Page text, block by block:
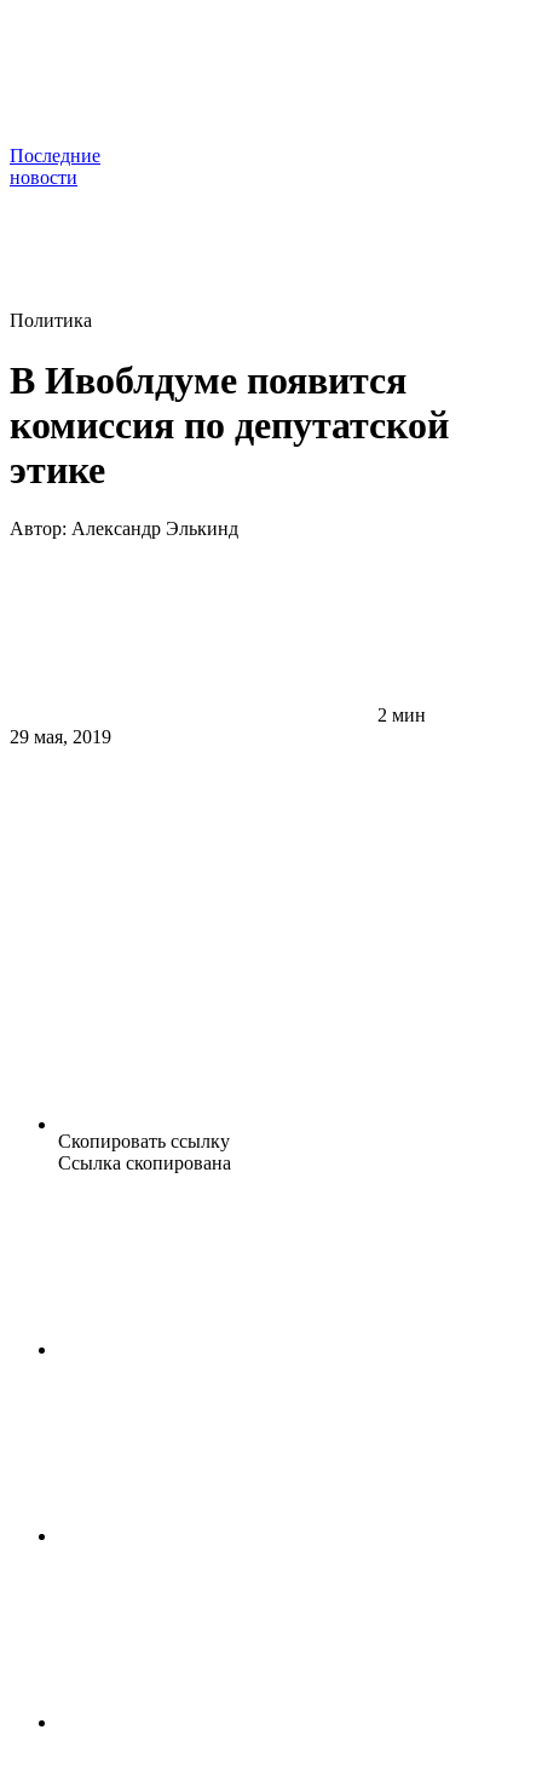
Последние
новости
Политика
В Ивоблдуме появится
комиссия по депутатской
этике
Автор: Александр Элькинд
2 мин
29 мая, 2019
Скопировать ссылку
Ссылка скопирована